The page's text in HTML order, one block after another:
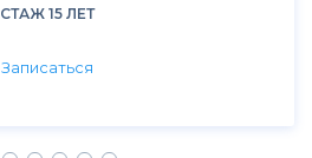
СТАЖ 15 ЛЕТ
Записаться